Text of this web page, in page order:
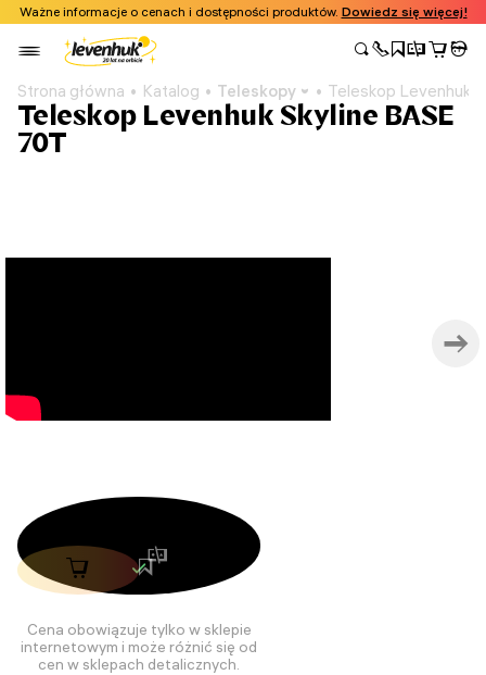
Ważne informacje o cenach i dostępności produktów. Dowiedz się więcej!
Strona główna Katalog Teleskopy Teleskop Levenhuk
Teleskop Levenhuk Skyline BASE
70T
Cena obowiązuje tylko w sklepie
internetowym i może różnić się od
cen w sklepach detalicznych.